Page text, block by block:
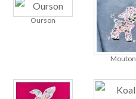
Ourson
Mouton